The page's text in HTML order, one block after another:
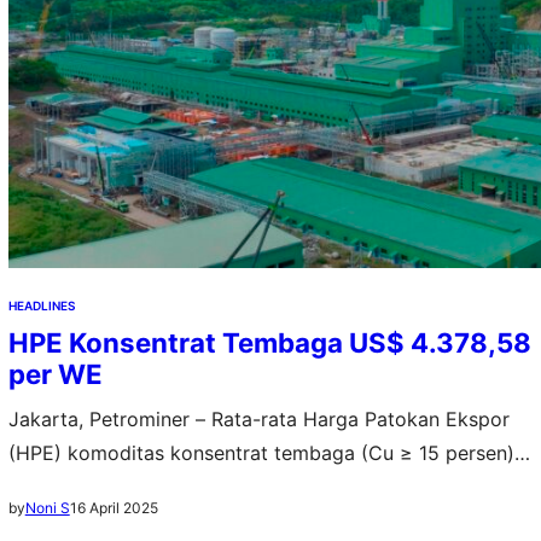
HEADLINES
HPE Konsentrat Tembaga US$ 4.378,58
per WE
Jakarta, Petrominer – Rata-rata Harga Patokan Ekspor
(HPE) komoditas konsentrat tembaga (Cu ≥ 15 persen)
4.378,58 per WE. Nilai ini meningkat 0,06 persen
byNoni S16 April 2025